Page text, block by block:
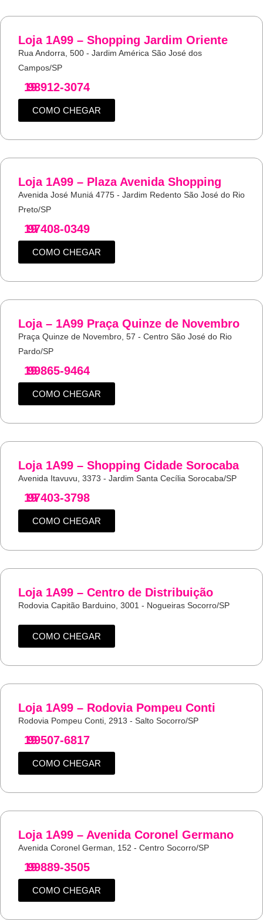
Loja 1A99 – Shopping Jardim Oriente
Rua Andorra, 500 - Jardim América São José dos
Campos/SP
19
98912-3074
COMO CHEGAR
Loja 1A99 – Plaza Avenida Shopping
Avenida José Muniá 4775 - Jardim Redento São José do Rio
Preto/SP
19
97408-0349
COMO CHEGAR
Loja – 1A99 Praça Quinze de Novembro
Praça Quinze de Novembro, 57 - Centro São José do Rio
Pardo/SP
19
99865-9464
COMO CHEGAR
Loja 1A99 – Shopping Cidade Sorocaba
Avenida Itavuvu, 3373 - Jardim Santa Cecília Sorocaba/SP
19
97403-3798
COMO CHEGAR
Loja 1A99 – Centro de Distribuição
Rodovia Capitão Barduino, 3001 - Nogueiras Socorro/SP
COMO CHEGAR
Loja 1A99 – Rodovia Pompeu Conti
Rodovia Pompeu Conti, 2913 - Salto Socorro/SP
19
99507-6817
COMO CHEGAR
Loja 1A99 – Avenida Coronel Germano
Avenida Coronel German, 152 - Centro Socorro/SP
19
99889-3505
COMO CHEGAR